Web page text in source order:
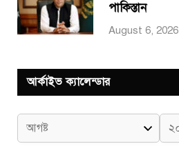
পাকিস্তান
August 6, 2026
আর্কাইভ ক্যালেন্ডার